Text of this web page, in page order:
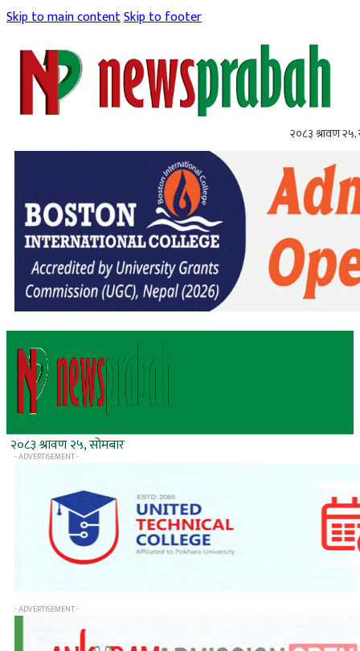
Skip to main contentSkip to footer
२०८३ श्रावण २५,
२०८३ श्रावण २५, सोमबार
- ADVERTISEMENT -
- ADVERTISEMENT -